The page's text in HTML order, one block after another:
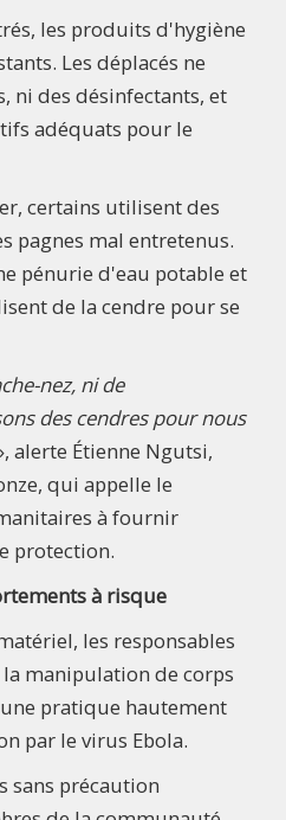
les produits d'hygiène
Les déplacés ne
ni des désinfectants, et
adéquats pour le
certains utilisent des
pagnes mal entretenus.
pénurie d'eau potable et
de la cendre pour se
nez, ni de
des cendres pour nous
alerte Étienne Ngutsi,
qui appelle le
à fournir
protection.
à risque
les responsables
manipulation de corps
pratique hautement
par le virus Ebola.
sans précaution